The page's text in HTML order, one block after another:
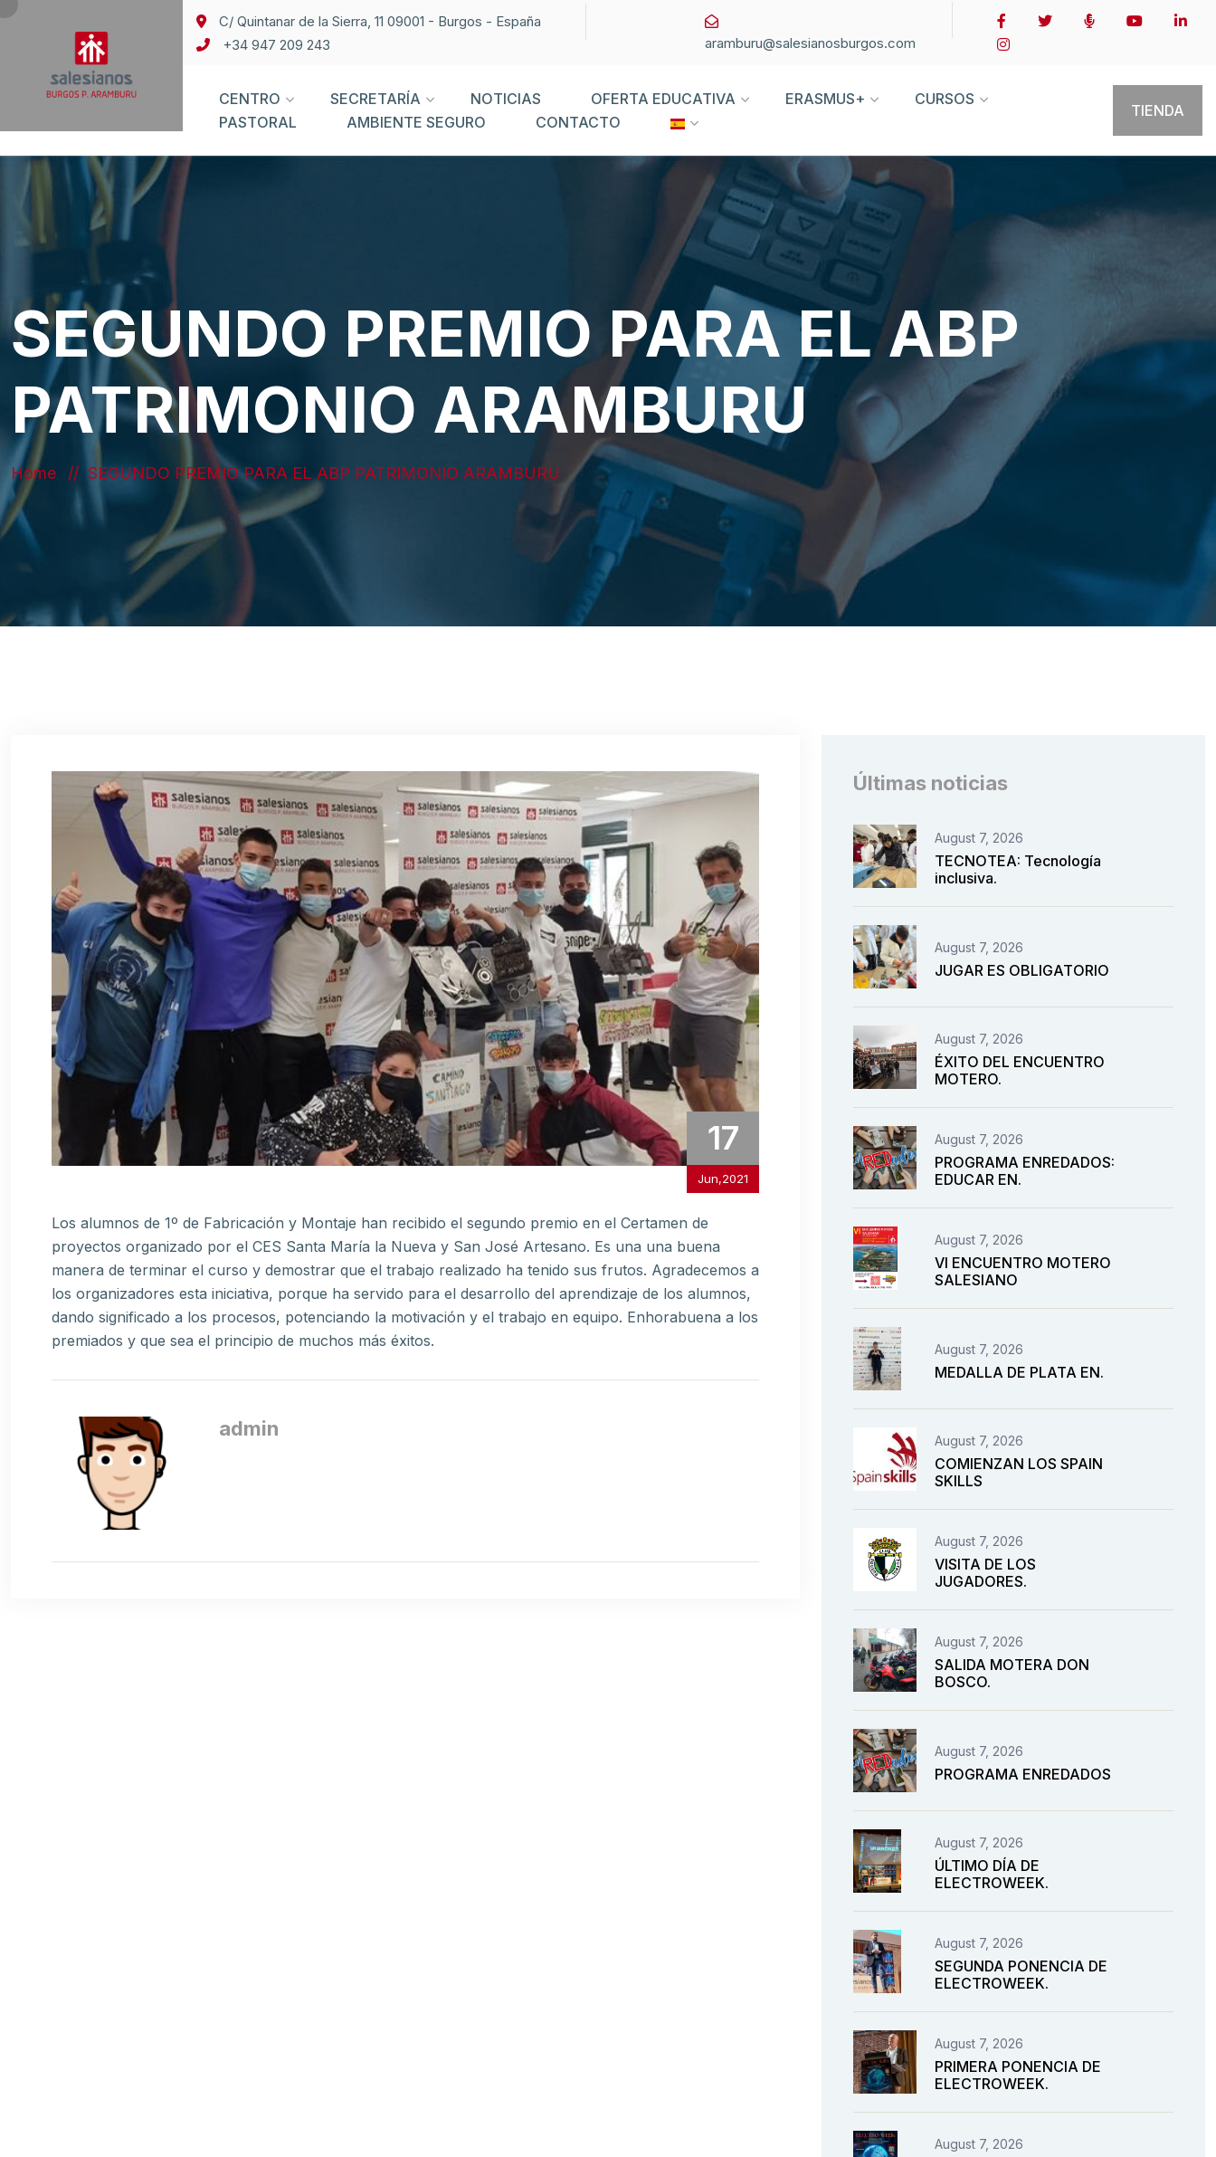
C/ Quintanar de la Sierra, 11 09001 - Burgos - España
+34 947 209 243
aramburu@salesianosburgos.com
CENTRO SECRETARÍA NOTICIAS OFERTA EDUCATIVA ERASMUS+
CURSOS
PASTORAL
AMBIENTE SEGURO CONTACTO
TIENDA
SEGUNDO PREMIO PARA EL ABP
PATRIMONIO ARAMBURU
Home SEGUNDO PREMIO PARA EL ABP PATRIMONIO ARAMBURU
17
Jun,2021
Los alumnos de 1º de Fabricación y Montaje han recibido el segundo premio en el Certamen de
proyectos organizado por el CES Santa María la Nueva y San José Artesano. Es una una buena
manera de terminar el curso y demostrar que el trabajo realizado ha tenido sus frutos. Agradecemos a
los organizadores esta iniciativa, porque ha servido para el desarrollo del aprendizaje de los alumnos,
dando significado a los procesos, potenciando la motivación y el trabajo en equipo. Enhorabuena a los
premiados y que sea el principio de muchos más éxitos.
admin
Últimas noticias
August 7, 2026
TECNOTEA: Tecnología
inclusiva.
August 7, 2026
JUGAR ES OBLIGATORIO
August 7, 2026
ÉXITO DEL ENCUENTRO
MOTERO.
August 7, 2026
PROGRAMA ENREDADOS:
EDUCAR EN.
August 7, 2026
VI ENCUENTRO MOTERO
SALESIANO
August 7, 2026
MEDALLA DE PLATA EN.
August 7, 2026
COMIENZAN LOS SPAIN
SKILLS
August 7, 2026
VISITA DE LOS
JUGADORES.
August 7, 2026
SALIDA MOTERA DON
BOSCO.
August 7, 2026
PROGRAMA ENREDADOS
August 7, 2026
ÚLTIMO DÍA DE
ELECTROWEEK.
August 7, 2026
SEGUNDA PONENCIA DE
ELECTROWEEK.
August 7, 2026
PRIMERA PONENCIA DE
ELECTROWEEK.
August 7, 2026